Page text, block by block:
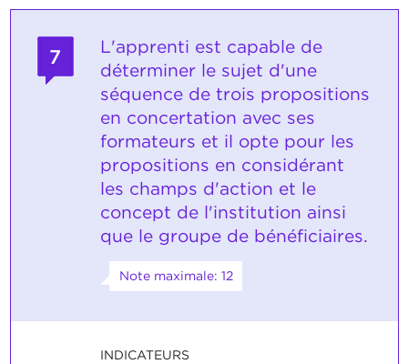
7
L'apprenti est capable de
déterminer le sujet d'une
séquence de trois propositions
en concertation avec ses
formateurs et il opte pour les
propositions en considérant
les champs d'action et le
concept de l'institution ainsi
que le groupe de bénéficiaires.
Note maximale: 12
INDICATEURS